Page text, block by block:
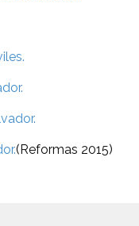
(Reformas 2015)